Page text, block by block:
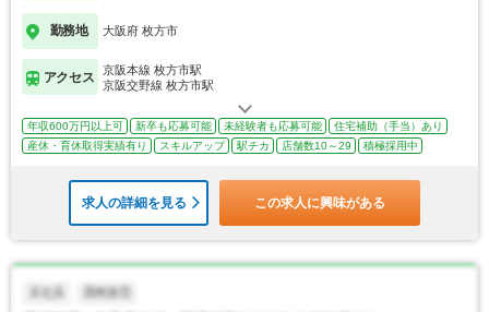
勤務地 大阪府 枚方市
アクセス
京阪本線 枚方市駅
京阪交野線 枚方市駅
年収600万円以上可 新卒も応募可能 未経験者も応募可能
住宅補助（手当）あり
産休・育休取得実績有り
スキルアップ 駅チカ 店舗数10～29 積極採用中
求人の詳細を見る この求人に興味がある